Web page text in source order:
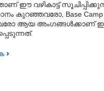
ഈ വഴികാട്ട്
കുറഞ്ഞവരോ, Base Camp
ആയ അംഗങ്ങൾക്കാണ് ഈ